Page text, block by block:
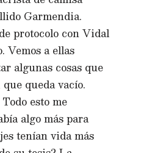
Garmendia.
protocolo con Vidal
Vemos a ellas
algunas cosas que
queda vacío.
esto me
algo más para
tenían vida más